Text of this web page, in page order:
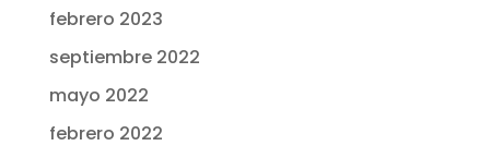
febrero 2023
septiembre 2022
mayo 2022
febrero 2022